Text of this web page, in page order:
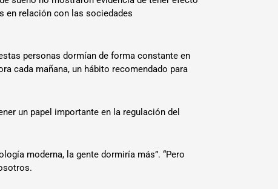
en relación con las sociedades
personas dormían de forma constante en
cada mañana, un hábito recomendado para
un papel importante en la regulación del
moderna, la gente dormiría más”. “Pero